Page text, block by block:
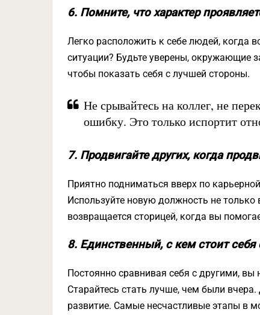
6. Помните, что характер
Легко расположить к себе людей, когда
ситуации? Будьте уверены, окружающие
чтобы показать себя с лучшей стороны.
Не срывайтесь на коллег, не
ошибку. Это только испортит
7. Продвигайте других, когда
Приятно подниматься вверх по
Используйте новую должность не только
возвращается сторицей, когда вы
8. Единственный, с кем стоит
Постоянно сравнивая себя с другими, вы
Старайтесь стать лучше, чем были
развитие. Самые несчастливые этапы в